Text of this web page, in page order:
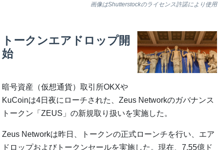
画像はShutterstockのライセンス許諾により使用
トークンエアドロップ開
始
暗号資産（仮想通貨）取引所OKXや
KuCoinは4日夜にローチされた、Zeus Networkのガバナンス
トークン「ZEUS」の新規取り扱いを実施した。
Zeus Networkは昨日、トークンの正式ローンチを行い、エア
ドロップおよびトークンセールを実施した。現在、7.55億ド